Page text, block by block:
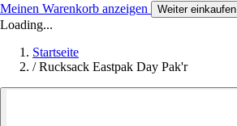
Meinen Warenkorb anzeigen Weiter einkaufen
Loading...
Startseite
/ Rucksack Eastpak Day Pak'r